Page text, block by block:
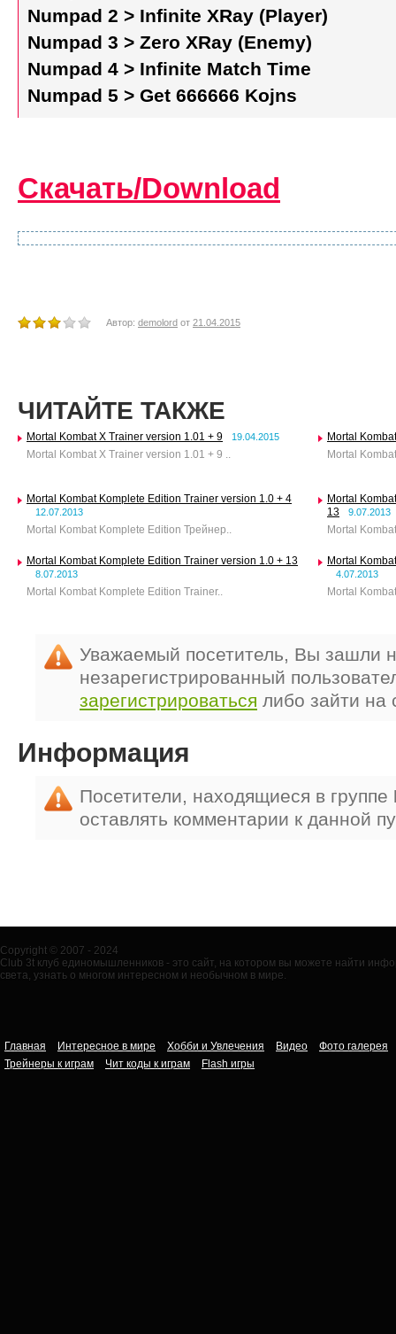
Numpad 2 > Infinite XRay (Player)
Numpad 3 > Zero XRay (Enemy)
Numpad 4 > Infinite Match Time
Numpad 5 > Get 666666 Kojns
Скачать/Download
Автор: demolord от 21.04.2015
ЧИТАЙТЕ ТАКЖЕ
Mortal Kombat X Trainer version 1.01 + 9 19.04.2015
Mortal Kombat X Trainer version 1.01 + 9 ..
Mortal
Mortal
Mortal Kombat Komplete Edition Trainer version 1.0 + 4
12.07.2013
Mortal Kombat Komplete Edition Трейнер..
Mortal
13
9.07.2013
Mortal
Mortal Kombat Komplete Edition Trainer version 1.0 + 13
8.07.2013
Mortal Kombat Komplete Edition Trainer..
Mortal
4.07.2013
Mortal
Уважаемый посетитель, Вы зашли
незарегистрированный
зарегистрироваться либо зайти на
Информация
Посетители, находящиеся в группе
оставлять комментарии к данной
Copyright © 2007 - 2024
Club 3t клуб единомышленников - это сайт, на котором вы можете найти
света, узнать о многом интересном и необычном в мире.
Главная Интересное в мире Хобби и Увлечения Видео
Фото галерея
Трейнеры к играм
Чит коды к играм Flash игры